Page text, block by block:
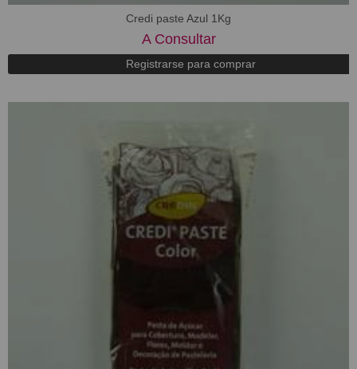
Credi paste Azul 1Kg
A Consultar
Registrarse para comprar